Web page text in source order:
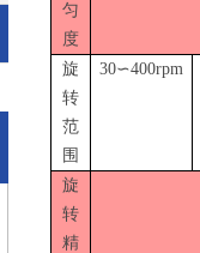
匀
度
旋
转
范
围
30∽400rpm
旋
转
精